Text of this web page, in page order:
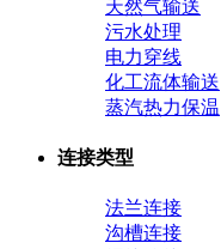
天然气输送
污水处理
电力穿线
化工流体输送
蒸汽热力保温
连接类型
法兰连接
沟槽连接